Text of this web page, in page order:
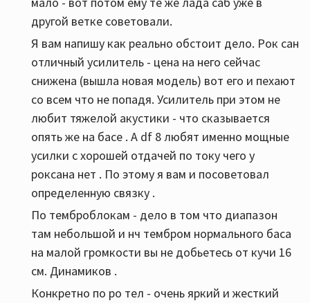
другой ветке советовали.
Я вам напишу как реально обстоит дело. Рок сан
отличный усилитель - цена на него сейчас
снижена (вышла новая модель) вот его и пехают
со всем что не попадя. Усилитель при этом не
любит тяжелой акустики - что сказывается
опять же на басе . А df 8 любят именно мощные
усилки с хорошей отдачей по току чего у
роксана нет . По этому я вам и посоветовал
определенную связку .
По темброблокам - дело в том что диапазон
там небольшой и нч тембром нормального баса
на малой громкости вы не добьетесь от кучи 16
см. Динамиков .
Конкретно по ро тел - очень яркий и жесткий